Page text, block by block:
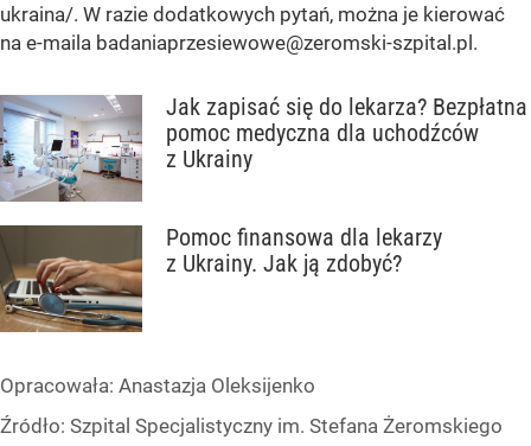
ukraina/. W razie dodatkowych pytań, można je kierować
na e-maila badaniaprzesiewowe@zeromski-szpital.pl.
Jak zapisać się do lekarza? Bezpłatna
pomoc medyczna dla uchodźców
z Ukrainy
Pomoc finansowa dla lekarzy
z Ukrainy. Jak ją zdobyć?
Opracowała: Anastazja Oleksijenko
Źródło: Szpital Specjalistyczny im. Stefana Żeromskiego